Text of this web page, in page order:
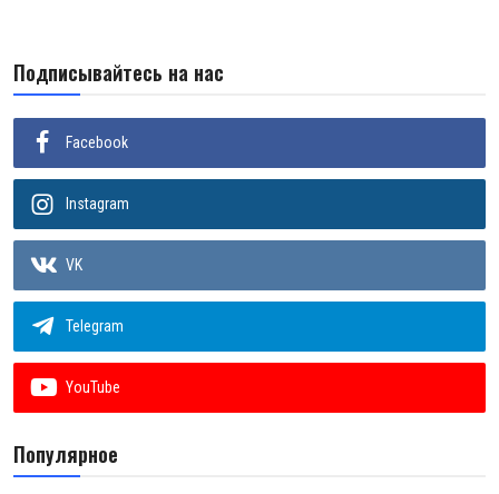
Подписывайтесь на нас
Facebook
Instagram
VK
Telegram
YouTube
Популярное